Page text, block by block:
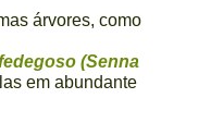
árvores, como
(Senna
em abundante